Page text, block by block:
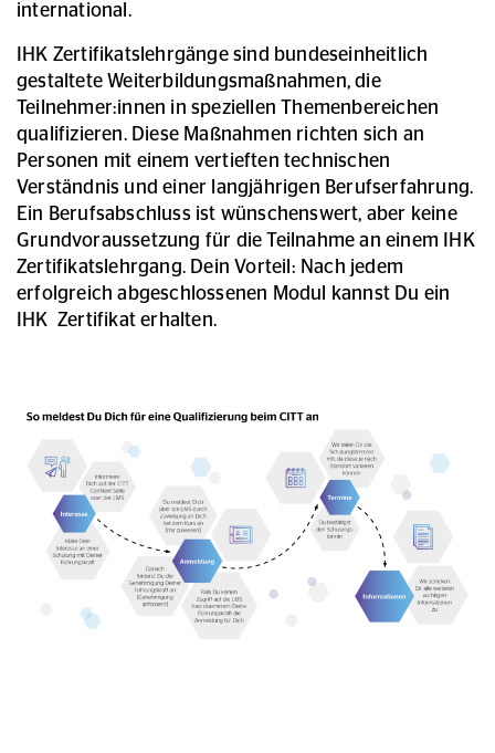
international.
IHK Zertifikatslehrgänge sind bundeseinheitlich
gestaltete Weiterbildungsmaßnahmen, die
Teilnehmer:innen in speziellen Themenbereichen
qualifizieren. Diese Maßnahmen richten sich an
Personen mit einem vertieften technischen
Verständnis und einer langjährigen Berufserfahrung.
Ein Berufsabschluss ist wünschenswert, aber keine
Grundvoraussetzung für die Teilnahme an einem IHK
Zertifikatslehrgang. Dein Vorteil: Nach jedem
erfolgreich abgeschlossenen Modul kannst Du ein
IHK Zertifikat erhalten.